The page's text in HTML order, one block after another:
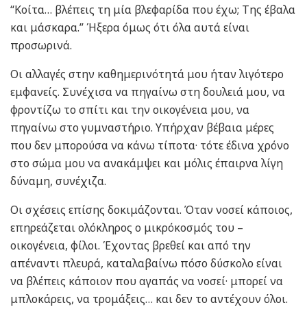
“Κοίτα… βλέπεις τη μία βλεφαρίδα που έχω; Της έβαλα
και μάσκαρα.” Ήξερα όμως ότι όλα αυτά είναι
προσωρινά.
Οι αλλαγές στην καθημερινότητά μου ήταν λιγότερο
εμφανείς. Συνέχισα να πηγαίνω στη δουλειά μου, να
φροντίζω το σπίτι και την οικογένεια μου, να
πηγαίνω στο γυμναστήριο. Υπήρχαν βέβαια μέρες
που δεν μπορούσα να κάνω τίποτα· τότε έδινα χρόνο
στο σώμα μου να ανακάμψει και μόλις έπαιρνα λίγη
δύναμη, συνέχιζα.
Οι σχέσεις επίσης δοκιμάζονται. Όταν νοσεί κάποιος,
επηρεάζεται ολόκληρος ο μικρόκοσμός του –
οικογένεια, φίλοι. Έχοντας βρεθεί και από την
απέναντι πλευρά, καταλαβαίνω πόσο δύσκολο είναι
να βλέπεις κάποιον που αγαπάς να νοσεί· μπορεί να
μπλοκάρεις, να τρομάξεις… και δεν το αντέχουν όλοι.